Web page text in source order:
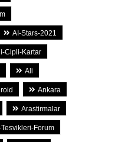
AI-Stars-2021
Cipli-Kartar
Ali
Ankara
Arastirmalar
Forum